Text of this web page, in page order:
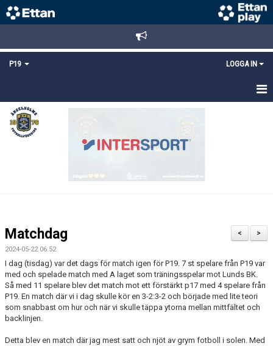
P19 LOGGA IN
HEM
NYHETER
KONTAKT
FYS
TEORI
>
<
Matchdag
2024-05-22 06:52
I dag (tisdag) var det dags för match igen för P19. 7 st spelare från P19 var
med och spelade match med A laget som träningsspelar mot Lunds BK.
Så med 11 spelare blev det match mot ett förstärkt p17 med 4 spelare från
P19. En match där vi i dag skulle kör en 3-2:3-2 och började med lite teori
som snabbast om hur och när vi skulle täppa ytorna mellan mittfältet och
backlinjen.
Detta blev en match där jag mest satt och njöt av grym fotboll i solen. Med